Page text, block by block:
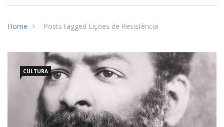
Home Posts tagged Lições de Resistência
CULTURA